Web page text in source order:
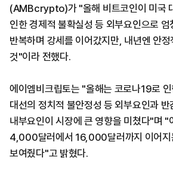
(AMBcrypto)가 "올해 비트코인이 미국
인한 경제적 불확실성 등 외부요인으로 엄
반복하며 강세를 이어갔지만, 내년엔 안
것"이라 전했다.
에이엠비크립토는 "올해는 코로나19로
대선의 정치적 불안정성 등 외부요인과
내부요인이 시장에 큰 영향을 미쳤다"며 "
4,000달러에서 16,000달러까지 이어지
보여줬다"고 밝혔다.